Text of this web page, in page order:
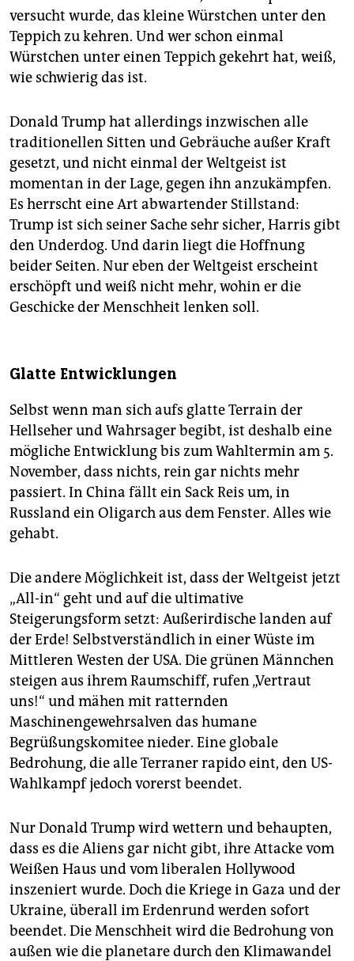
versucht wurde, das kleine Würstchen unter den
Teppich zu kehren. Und wer schon einmal
Würstchen unter einen Teppich gekehrt hat, weiß,
wie schwierig das ist.
Donald Trump hat allerdings inzwischen alle
traditionellen Sitten und Gebräuche außer Kraft
gesetzt, und nicht einmal der Weltgeist ist
momentan in der Lage, gegen ihn anzukämpfen.
Es herrscht eine Art abwartender Stillstand:
Trump ist sich seiner Sache sehr sicher, Harris gibt
den Underdog. Und darin liegt die Hoffnung
beider Seiten. Nur eben der Weltgeist erscheint
erschöpft und weiß nicht mehr, wohin er die
Geschicke der Menschheit lenken soll.
Glatte Entwicklungen
Selbst wenn man sich aufs glatte Terrain der
Hellseher und Wahrsager begibt, ist deshalb eine
mögliche Entwicklung bis zum Wahltermin am 5.
November, dass nichts, rein gar nichts mehr
passiert. In China fällt ein Sack Reis um, in
Russland ein Oligarch aus dem Fenster. Alles wie
gehabt.
Die andere Möglichkeit ist, dass der Weltgeist jetzt
„All-in“ geht und auf die ultimative
Steigerungsform setzt: Außerirdische landen auf
der Erde! Selbstverständlich in einer Wüste im
Mittleren Westen der USA. Die grünen Männchen
steigen aus ihrem Raumschiff, rufen „Vertraut
uns!“ und mähen mit ratternden
Maschinengewehrsalven das humane
Begrüßungskomitee nieder. Eine globale
Bedrohung, die alle Terraner rapido eint, den US-
Wahlkampf jedoch vorerst beendet.
Nur Donald Trump wird wettern und behaupten,
dass es die Aliens gar nicht gibt, ihre Attacke vom
Weißen Haus und vom liberalen Hollywood
inszeniert wurde. Doch die Kriege in Gaza und der
Ukraine, überall im Erdenrund werden sofort
beendet. Die Menschheit wird die Bedrohung von
außen wie die planetare durch den Klimawandel